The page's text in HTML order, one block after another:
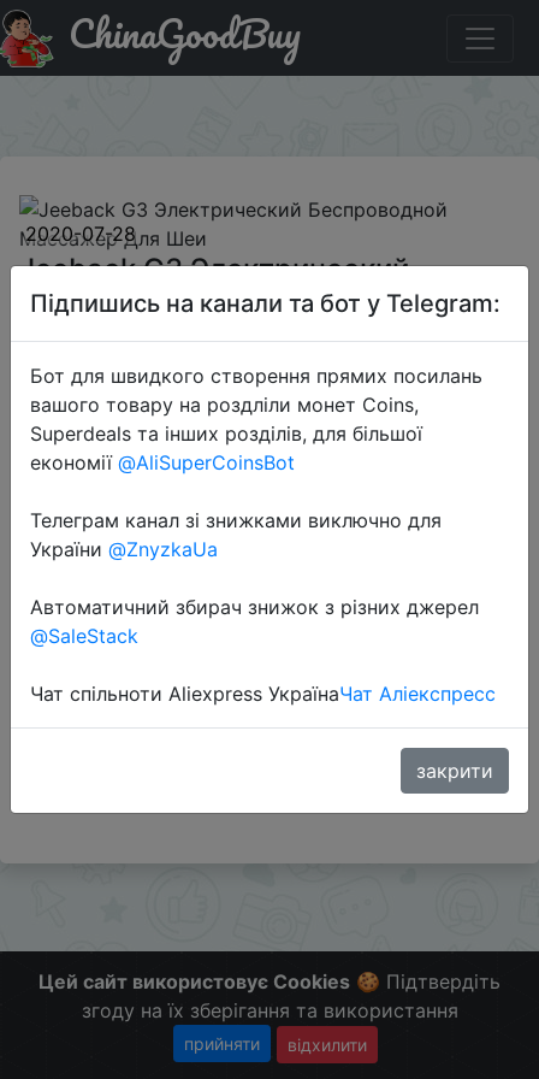
Придбати по знижці BGG3101 Jeeback G3
Электрический Беспроводной Массажер Для Шеи
ChinaGoodBuy
2020-07-28
Jeeback G3 Электрический
Беспроводной Массажер Для Шеи
$41.8
Перейти до магазину
Додаткова інформація відсутня.
Слідкуйте за знижками на мобільному, в телеграм
Цей сайт використовує Cookies 🍪 Підтвердіть
згоду на їх зберігання та використання
прийняти відхилити
Підпишись на канали та бот у Telegram:
Бот для швидкого створення прямих посилань
вашого товару на роздліли монет Coins,
Superdeals та інших розділів, для більшої
економії @AliSuperCoinsBot
Телеграм канал зі знижками виключно для
України @ZnyzkaUa
Автоматичний збирач знижок з різних джерел
@SaleStack
Чат спільноти Aliexpress УкраїнаЧат Аліекспресс
закрити